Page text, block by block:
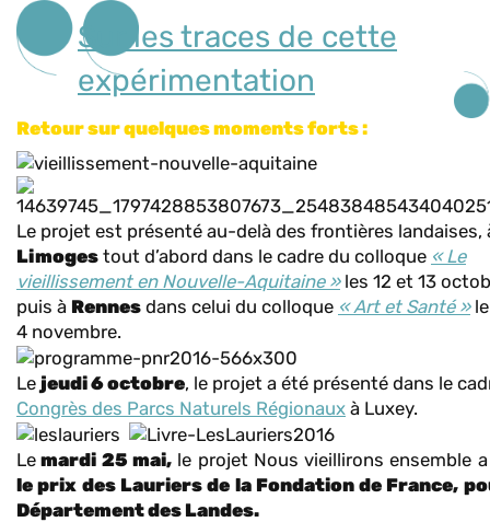
Sur les traces de cette
expérimentation
Retour sur quelques moments forts :
Le projet est présenté au-delà des frontières landaises,
Limoges tout d’abord dans le cadre du colloque « Le
vieillissement en Nouvelle-Aquitaine »les 12 et 13
puis à Rennes dans celui du colloque « Art et Santé »le
4 novembre.
Le jeudi 6 octobre, le projet a été présenté dans le
Congrès des Parcs Naturels Régionaux à Luxey.
Le mardi 25 mai,le projet Nous vieillirons ensemble
le prix des Lauriers de la Fondation de France,
Département des Landes.